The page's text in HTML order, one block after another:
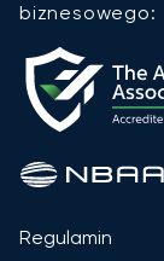
biznesowego:
Regulamin